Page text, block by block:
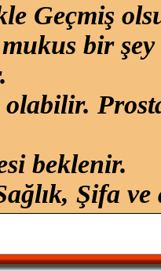
Geçmiş
bir
olabilir.
beklenir.
Şifa